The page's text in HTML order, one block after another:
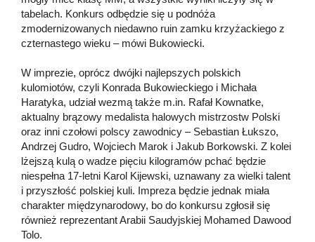
tabelach. Konkurs odbędzie się u podnóża
zmodernizowanych niedawno ruin zamku krzyżackiego z
czternastego wieku – mówi Bukowiecki.
W imprezie, oprócz dwójki najlepszych polskich
kulomiotów, czyli Konrada Bukowieckiego i Michała
Haratyka, udział wezmą także m.in. Rafał Kownatke,
aktualny brązowy medalista halowych mistrzostw Polski
oraz inni czołowi polscy zawodnicy – Sebastian Łukszo,
Andrzej Gudro, Wojciech Marok i Jakub Borkowski. Z kolei
lżejszą kulą o wadze pięciu kilogramów pchać będzie
niespełna 17-letni Karol Kijewski, uznawany za wielki talent
i przyszłość polskiej kuli. Impreza będzie jednak miała
charakter międzynarodowy, bo do konkursu zgłosił się
również reprezentant Arabii Saudyjskiej Mohamed Dawood
Tolo.